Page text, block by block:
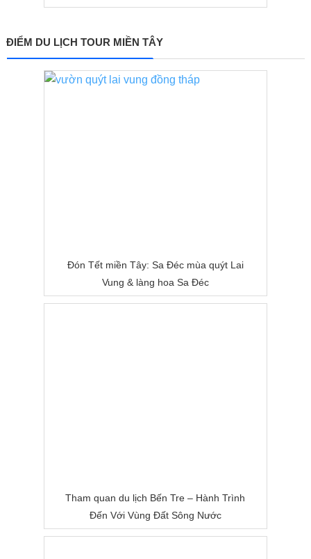
ĐIỂM DU LỊCH TOUR MIỀN TÂY
Đón Tết miền Tây: Sa Đéc mùa quýt Lai
Vung & làng hoa Sa Đéc
Tham quan du lịch Bến Tre – Hành Trình
Đến Với Vùng Đất Sông Nước